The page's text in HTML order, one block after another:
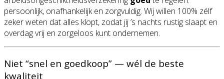
persoonlijk, onafhankelijk en zorgvuldig. Wij willen 100% zélf
zeker weten dat alles klopt, zodat jij ’s nachts rustig slaapt en
overdag vrij en zorgeloos kunt ondernemen.
Niet “snel en goedkoop” — wél de beste
kwaliteit